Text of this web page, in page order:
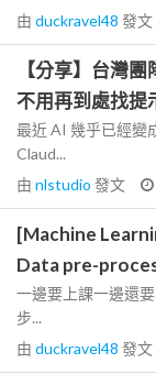
由 duckravel48 發文
【分享】台灣
不用再到處找提
最近 AI 幾乎已經變
Claud...
由 nlstudio 發文
[Machine
Data pre-
一邊要上課一邊還
步...
由 duckravel48 發文